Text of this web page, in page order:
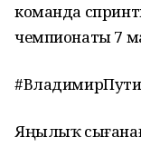
команда
чемпионаты 7
Яңылыҡ